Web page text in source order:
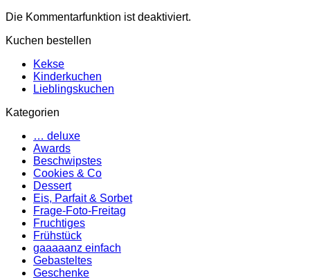
Die Kommentarfunktion ist deaktiviert.
Kuchen bestellen
Kekse
Kinderkuchen
Lieblingskuchen
Kategorien
… deluxe
Awards
Beschwipstes
Cookies & Co
Dessert
Eis, Parfait & Sorbet
Frage-Foto-Freitag
Fruchtiges
Frühstück
gaaaaanz einfach
Gebasteltes
Geschenke